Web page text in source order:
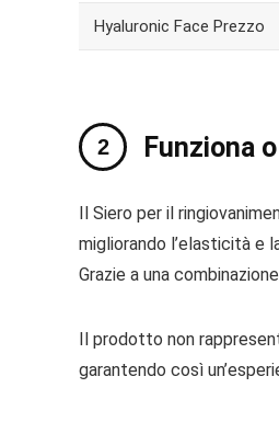
Hyaluronic Face Prezzo
Funziona
Il Siero per il
migliorando l’elasticità e
Grazie a una
Il prodotto non
garantendo così